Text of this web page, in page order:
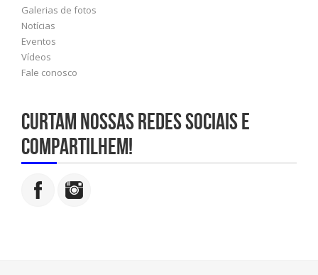
Galerias de fotos
Notícias
Eventos
Vídeos
Fale conosco
Curtam nossas redes sociais e
compartilhem!